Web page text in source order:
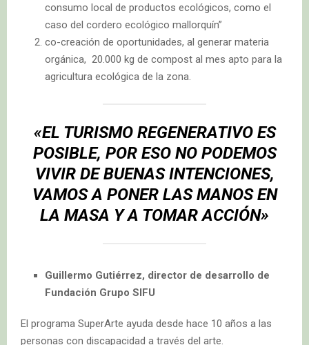
consumo local de productos ecológicos, como el
caso del cordero ecológico mallorquín”
co-creación de oportunidades, al generar materia
orgánica, 20.000 kg de compost al mes apto para la
agricultura ecológica de la zona.
«EL TURISMO REGENERATIVO ES
POSIBLE, POR ESO NO PODEMOS
VIVIR DE BUENAS INTENCIONES,
VAMOS A PONER LAS MANOS EN
LA MASA Y A TOMAR ACCIÓN»
Guillermo Gutiérrez, director de desarrollo de
Fundación Grupo SIFU
El programa SuperArte ayuda desde hace 10 años a las
personas con discapacidad a través del arte.